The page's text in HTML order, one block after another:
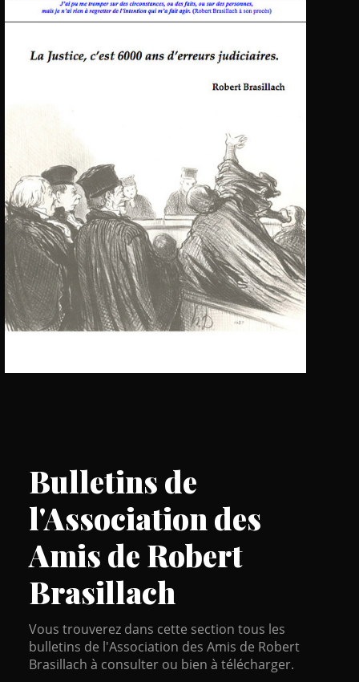
Bulletins de
l'Association des
Amis de Robert
Brasillach
Vous trouverez dans cette section tous les
bulletins de l'Association des Amis de Robert
Brasillach à consulter ou bien à télécharger.